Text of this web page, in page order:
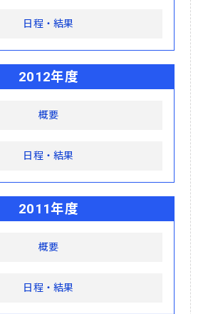
日程・結果
2012年度
概要
日程・結果
2011年度
概要
日程・結果